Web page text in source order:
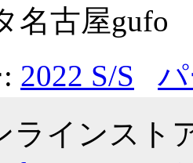
名古屋gufo
2022 S/S
ラインスト